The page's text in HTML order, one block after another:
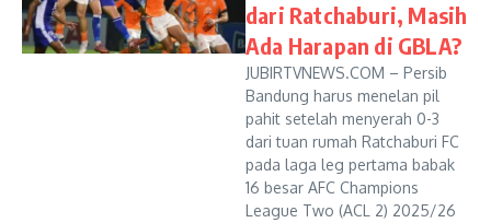
dari Ratchaburi, Masih
Ada Harapan di GBLA?
JUBIRTVNEWS.COM – Persib
Bandung harus menelan pil
pahit setelah menyerah 0-3
dari tuan rumah Ratchaburi FC
pada laga leg pertama babak
16 besar AFC Champions
League Two (ACL 2) 2025/26